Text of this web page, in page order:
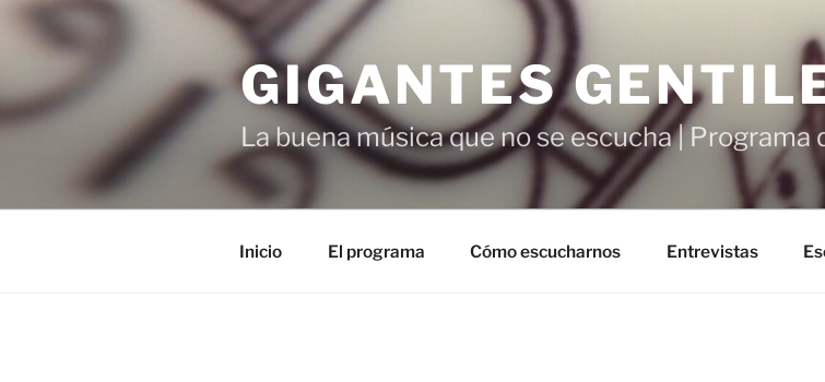
Saltar
GIGANTES
La buena música que no se escucha | Programa
Inicio El programa Cómo escucharnos Entrevistas